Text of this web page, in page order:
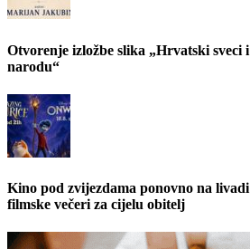
Otvorenje izložbe slika „Hrvatski sveci
narodu“
Kino pod zvijezdama ponovno na
filmske večeri za cijelu obitelj